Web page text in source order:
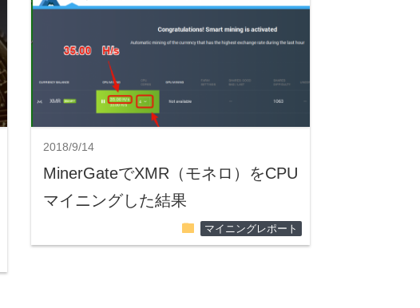
2018/9/14
MinerGateでXMR（モネロ）をCPU
マイニングした結果
folder マイニングレポート